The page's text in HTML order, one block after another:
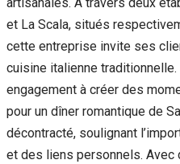
et La Scala, situés
cette entreprise invite ses
cuisine italienne
engagement à créer des
pour un dîner romantique de
décontracté, soulignant
et des liens personnels.